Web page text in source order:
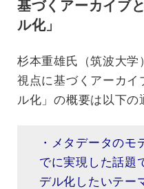
基づくアーカイブ
ル化」
杉本重雄氏（筑波大
視点に基づくアーカ
ル化」の概要は以下の
・メタデータのモ
でに実現した話題
デル化したいテー